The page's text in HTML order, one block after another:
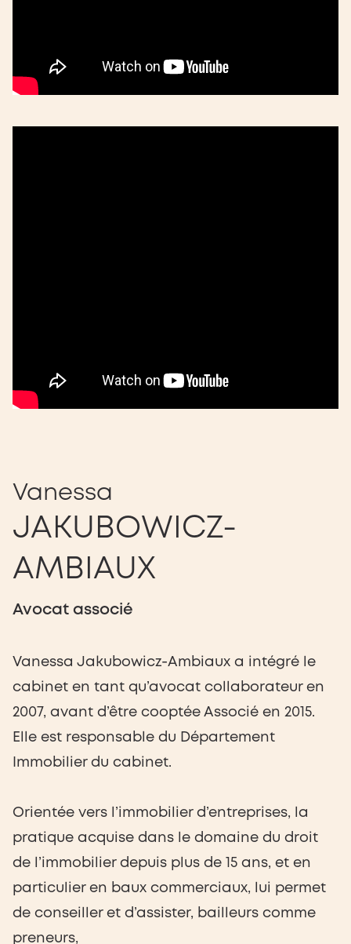
Vanessa
JAKUBOWICZ-
AMBIAUX
Avocat associé
Vanessa Jakubowicz-Ambiaux a intégré le
cabinet en tant qu’avocat collaborateur en
2007, avant d’être cooptée Associé en 2015.
Elle est responsable du Département
Immobilier du cabinet.
Orientée vers l’immobilier d’entreprises, la
pratique acquise dans le domaine du droit
de l’immobilier depuis plus de 15 ans, et en
particulier en baux commerciaux, lui permet
de conseiller et d’assister, bailleurs comme
preneurs,